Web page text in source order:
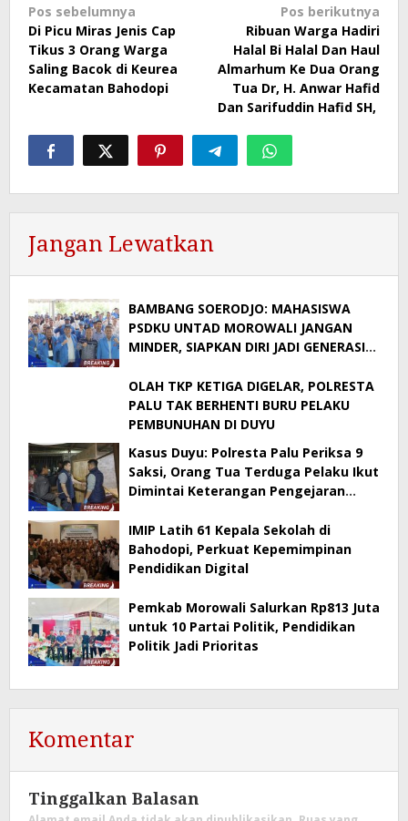
Navigasi
pos
Pos sebelumnya
Di Picu Miras Jenis Cap
Tikus 3 Orang Warga
Saling Bacok di Keurea
Kecamatan Bahodopi
Pos berikutnya
Ribuan Warga Hadiri
Halal Bi Halal Dan Haul
Almarhum Ke Dua Orang
Tua Dr, H. Anwar Hafid
Dan Sarifuddin Hafid SH,
Jangan Lewatkan
BAMBANG SOERODJO: MAHASISWA
PSDKU UNTAD MOROWALI JANGAN
MINDER, SIAPKAN DIRI JADI GENERASI
OLAH TKP KETIGA DIGELAR, POLRESTA
PALU TAK BERHENTI BURU PELAKU
PEMBUNUHAN DI DUYU
Kasus Duyu: Polresta Palu Periksa 9
Saksi, Orang Tua Terduga Pelaku Ikut
Dimintai Keterangan Pengejaran
IMIP Latih 61 Kepala Sekolah di
Bahodopi, Perkuat Kepemimpinan
Pendidikan Digital
Pemkab Morowali Salurkan Rp813 Juta
untuk 10 Partai Politik, Pendidikan
Politik Jadi Prioritas
Komentar
Tinggalkan Balasan